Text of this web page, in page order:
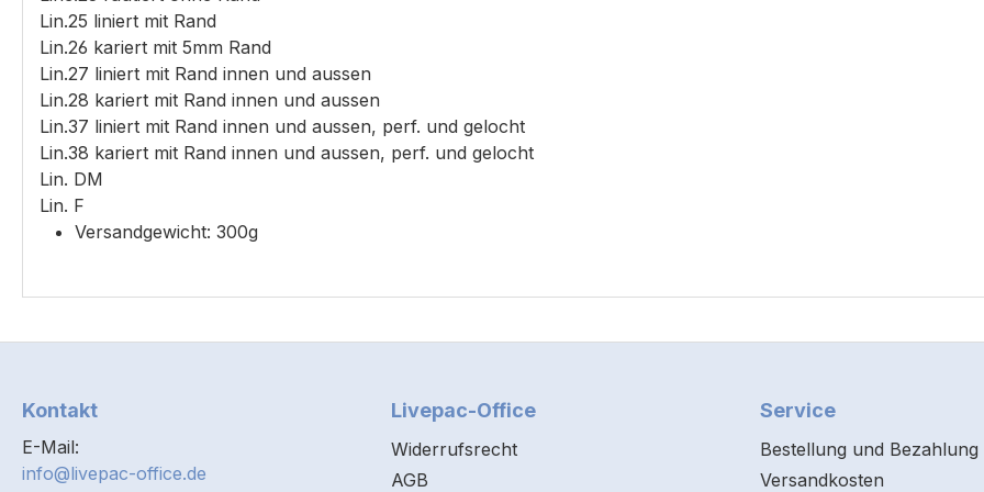
Lin.25 liniert mit Rand
Lin.26 kariert mit 5mm Rand
Lin.27 liniert mit Rand innen und aussen
Lin.28 kariert mit Rand innen und aussen
Lin.37 liniert mit Rand innen und aussen, perf. und gelocht
Lin.38 kariert mit Rand innen und aussen, perf. und gelocht
Lin. DM
Lin. F
Versandgewicht: 300g
Kontakt
E-Mail:
info@livepac-office.de
Livepac-Office
Widerrufsrecht
AGB
Service
Bestellung und Bezahlung
Versandkosten